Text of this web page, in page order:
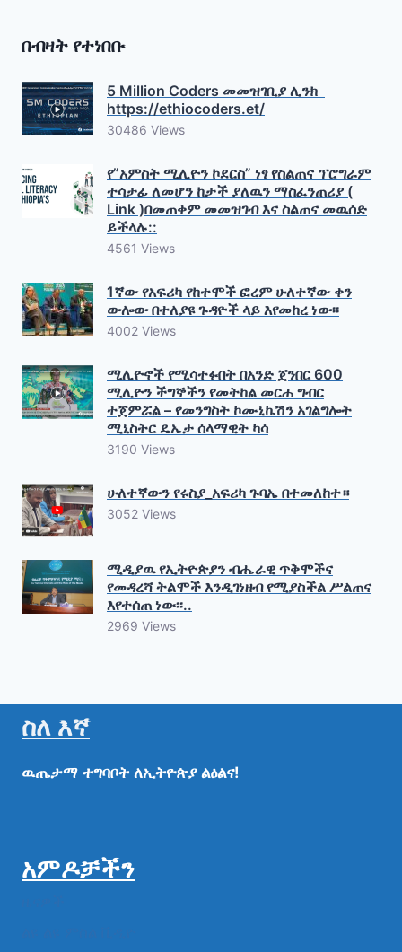
በብዛት የተነበቡ
5 Million Coders መመዝገቢያ ሊንክ
https://ethiocoders.et/
30486 Views
የ”አምስት ሚሊዮን ኮደርስ” ነፃ የስልጠና ፕሮግራም
ተሳታፊ ለመሆን ከታች ያለዉን ማስፈንጠሪያ (
Link )በመጠቀም መመዝገብ እና ስልጠና መዉሰድ
ይችላሉ::
4561 Views
1ኛው የአፍሪካ የከተሞች ፎረም ሁለተኛው ቀን
ውሎው በተለያዩ ጉዳዮች ላይ እየመከረ ነው፡፡
4002 Views
ሚሊዮኖች የሚሳተፉበት በአንድ ጀንበር 600
ሚሊዮን ችግኞችን የመትከል መርሐ ግብር
ተጀምሯል – የመንግስት ኮሙኒኬሽን አገልግሎት
ሚኒስትር ዴኤታ ሰላማዊት ካሳ
3190 Views
ሁለተኛውን የሩስያ_አፍሪካ ጉባኤ በተመለከተ።
3052 Views
ሚዲያዉ የኢትዮጵያን ብሔራዊ ጥቅሞችና
የመዳረሻ ትልሞች እንዲገነዘብ የሚያስችል ሥልጠና
እየተሰጠ ነው፡፡..
2969 Views
ስለ እኛ
ዉጤታማ ተግባቦት ለኢትዮጵያ ልዕልና!
አምዶቻችን